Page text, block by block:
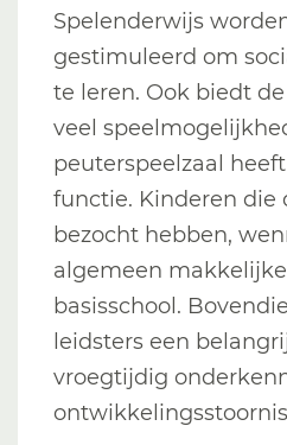
Spelenderwijs
gestimuleerd om
te leren. Ook biedt
veel
peuterspeelzaal
functie. Kinderen die
bezocht hebben,
algemeen
basisschool.
leidsters een
vroegtijdig